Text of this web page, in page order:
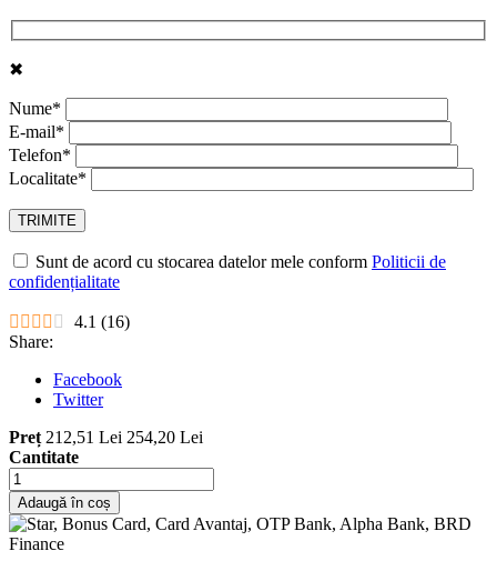
✖
Nume*
E-mail*
Telefon*
Localitate*
Sunt de acord cu stocarea datelor mele conform Politicii de
confidențialitate
4.1 (16)
Share:
Facebook
Twitter
Preț 212,51 Lei 254,20 Lei
Cantitate
Adaugă în coș